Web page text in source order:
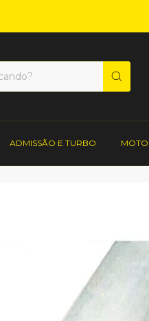
ADMISSÃO E TURBO